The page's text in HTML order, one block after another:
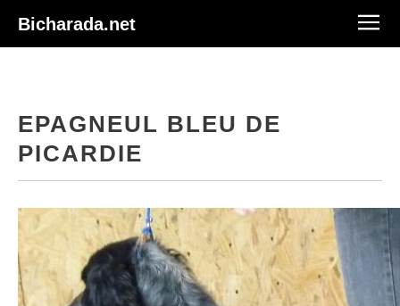
Bicharada.net
EPAGNEUL BLEU DE
PICARDIE